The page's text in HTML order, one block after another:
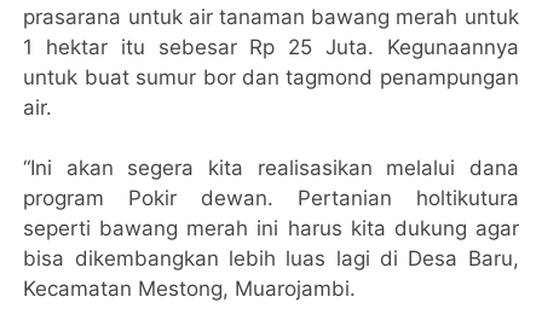
prasarana untuk air tanaman bawang merah untuk
1 hektar itu sebesar Rp 25 Juta. Kegunaannya
untuk buat sumur bor dan tagmond penampungan
air.
“Ini akan segera kita realisasikan melalui dana
program Pokir dewan. Pertanian holtikutura
seperti bawang merah ini harus kita dukung agar
bisa dikembangkan lebih luas lagi di Desa Baru,
Kecamatan Mestong, Muarojambi.